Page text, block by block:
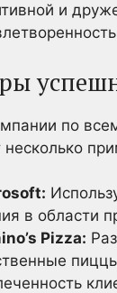
и
по
несколько
в области
Pizza: